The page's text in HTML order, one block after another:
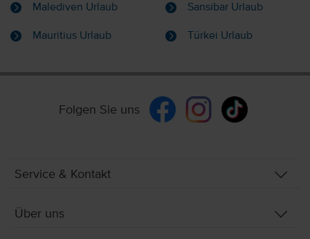
Malediven Urlaub Sansibar Urlaub
Mauritius Urlaub Türkei Urlaub
Folgen Sie uns
Service & Kontakt
Über uns